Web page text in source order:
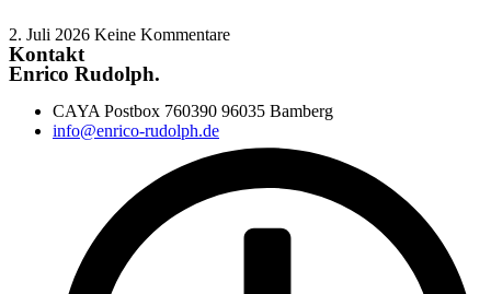
2. Juli 2026 Keine Kommentare
Kontakt
Enrico Rudolph.
CAYA Postbox 760390 96035 Bamberg
info@enrico-rudolph.de